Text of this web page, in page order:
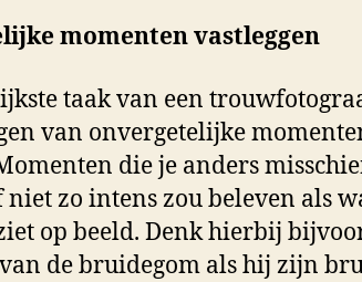
momenten vastleggen
taak van een
van onvergetelijke
die je anders
niet zo intens zou beleven als
op beeld. Denk hierbij
de bruidegom als hij zijn